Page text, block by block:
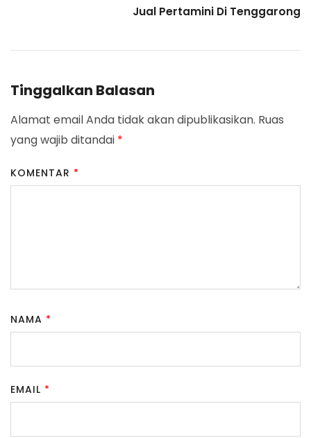
Jual Pertamini Di Tenggarong
Tinggalkan Balasan
Alamat email Anda tidak akan dipublikasikan. Ruas
yang wajib ditandai *
KOMENTAR *
NAMA *
EMAIL *